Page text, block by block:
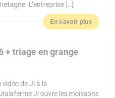
L’entreprise […]
En savoir plus
+ triage en grange
vidéo de Ji à la
Ji ouvre les moissons